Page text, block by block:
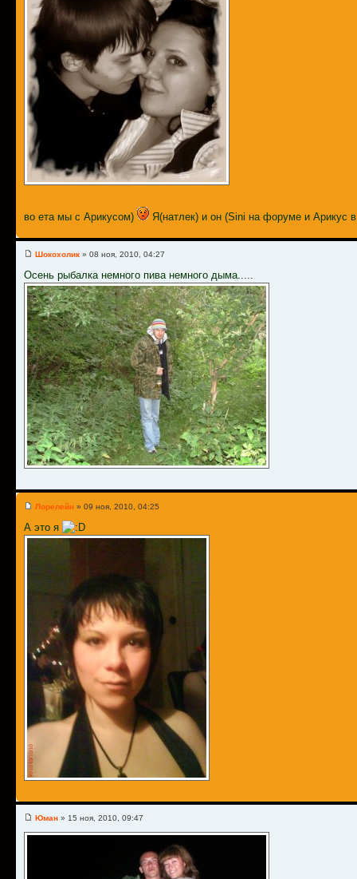
во ета мы с Арикусом) Я(натлек) и он (Sini на форуме и Арикус в
Шокохолик » 08 ноя, 2010, 04:27
Осень рыбалка немного пива немного дыма.....
Лорелейн » 09 ноя, 2010, 04:25
А это я
Юман » 15 ноя, 2010, 09:47